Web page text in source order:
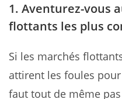
1. Aventurez-vous
flottants les plus
Si les marchés
attirent les foules
faut tout de même